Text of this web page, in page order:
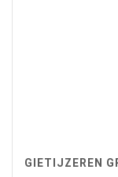
GIETIJZEREN